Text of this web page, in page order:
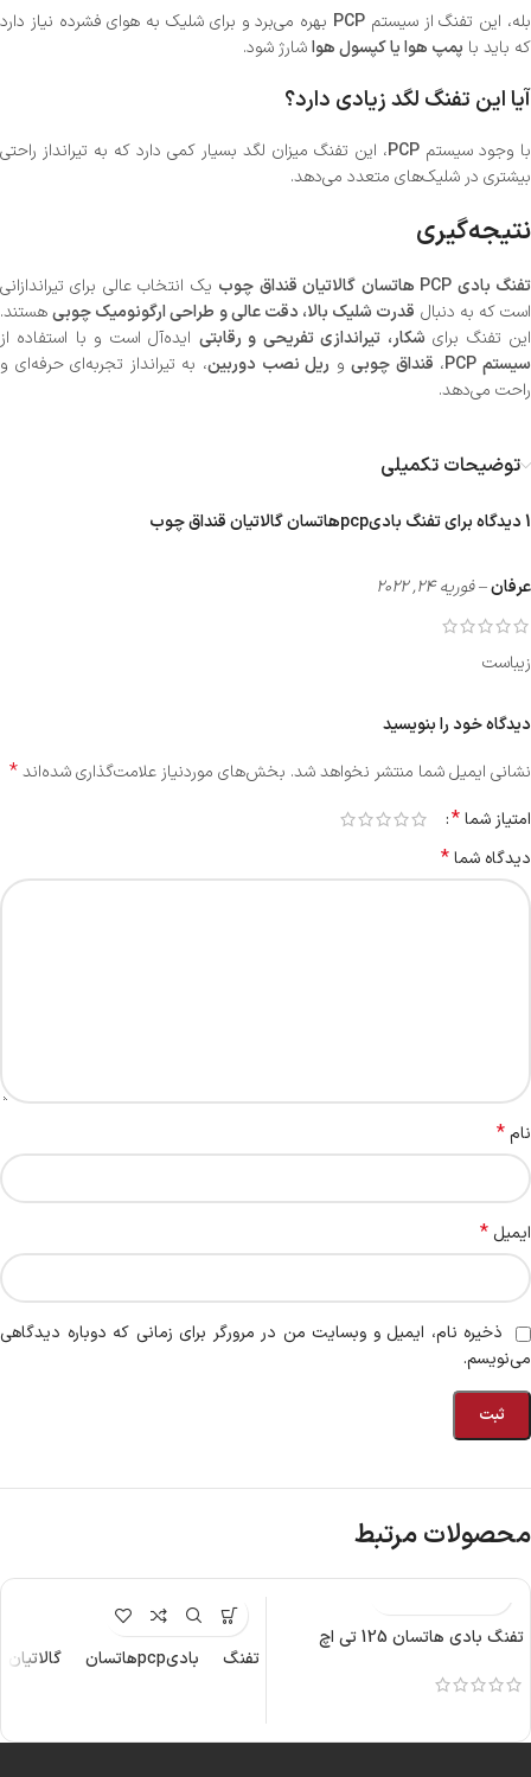
بله، این تفنگ از سیستم PCP بهره می‌برد و برای شلیک به هوای فشرده نیاز دارد
که باید با پمپ هوا یا کپسول هواشارژ شود.
آیا این تفنگ لگد زیادی دارد؟
با وجود سیستم PCP، این تفنگ میزان لگد بسیار کمی دارد که به تیرانداز راحتی
بیشتری در شلیک‌های متعدد می‌دهد.
نتیجه‌گیری
تفنگ بادی PCP هاتسان گالاتیان قنداق چوب
یک انتخاب عالی برای تیراندازانی
است که به دنبال قدرت شلیک بالا، دقت عالی و طراحی ارگونومیک چوبیهستند.
این تفنگ برای شکار، تیراندازی تفریحی و رقابتی ایده‌آل است و با استفاده از
سیستم PCP
، قنداق چوبیو ریل نصب دوربین، به تیرانداز تجربه‌ای حرفه‌ای و
راحت می‌دهد.
توضیحات تکمیلی
1 دیدگاه برای تفنگ بادیpcpهاتسان گالاتیان قنداق چوب
عرفان–فوریه 24, 2022
زیباست
دیدگاه خود را بنویسید
نشانی ایمیل شما منتشر نخواهد شد. بخش‌های موردنیاز علامت‌گذاری شده‌اند*
امتیاز شما*
دیدگاه شما*
نام*
ایمیل *
ذخیره نام، ایمیل و وبسایت من در مرورگر برای زمانی که دوباره دیدگاهی
می‌نویسم.
محصولات مرتبط
تفنگ بادی هاتسان 125 تی اچ
تفنگ بادیpcpهاتسان گالاتیان